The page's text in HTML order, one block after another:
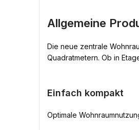
Allgemeine
Die neue zentrale
Quadratmetern. Ob in
Einfach kompakt
Optimale